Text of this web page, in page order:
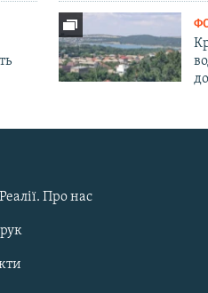
Про нас